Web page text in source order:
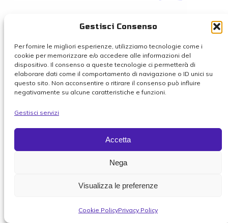
Gestisci Consenso
Per fornire le migliori esperienze, utilizziamo tecnologie come i
cookie per memorizzare e/o accedere alle informazioni del
dispositivo. Il consenso a queste tecnologie ci permetterà di
elaborare dati come il comportamento di navigazione o ID unici su
questo sito. Non acconsentire o ritirare il consenso può influire
negativamente su alcune caratteristiche e funzioni.
Gestisci servizi
Accetta
Nega
Visualizza le preferenze
Cookie PolicyPrivacy Policy
Dal 4 al 7 maggio 2026 Meccanostampi sarà a
IFAT Munich, la fiera internazionale di
in tema di sostenibilità e materiali per le
tecnologie ambientali,...